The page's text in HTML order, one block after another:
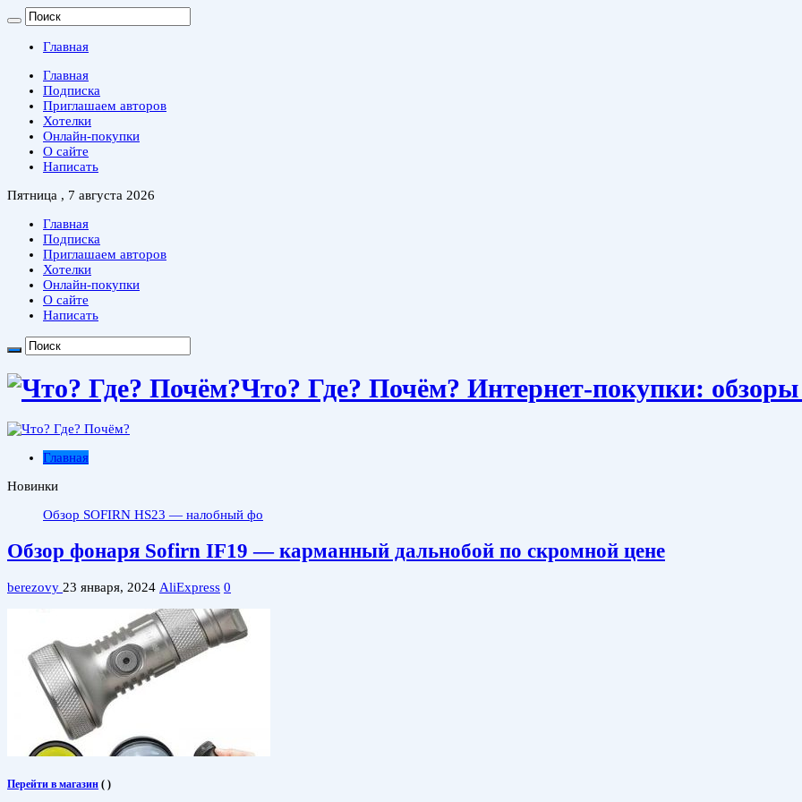
Главная
Главная
Подписка
Приглашаем авторов
Хотелки
Онлайн-покупки
О сайте
Написать
Пятница , 7 августа 2026
Главная
Подписка
Приглашаем авторов
Хотелки
Онлайн-покупки
О сайте
Написать
Что? Где? Почём? Интернет-покупки:
Главная
Новинки
Обзор SOFIRN HS23 — налобный фонарь с Spot, Flood и красн
Обзор фонаря Sofirn IF19 — карманный дальнобой по скромной цене
berezovy 23 января, 2024 AliExpress 0
Перейти в магазин ( )